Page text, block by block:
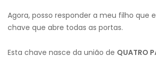
Agora, posso responder a meu filho que
chave que abre todas as portas.
Esta chave nasce da união de QUATRO